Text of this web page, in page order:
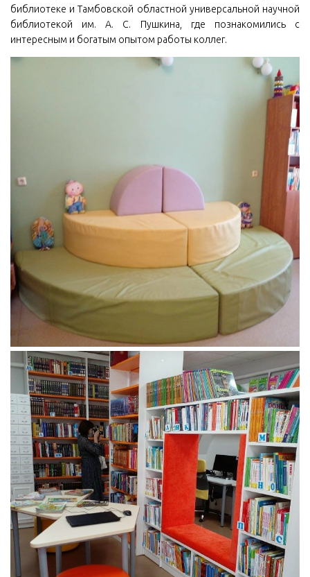
библиотеке и Тамбовской областной универсальной научной
библиотекой им. А. С. Пушкина, где познакомились с
интересным и богатым опытом работы коллег.